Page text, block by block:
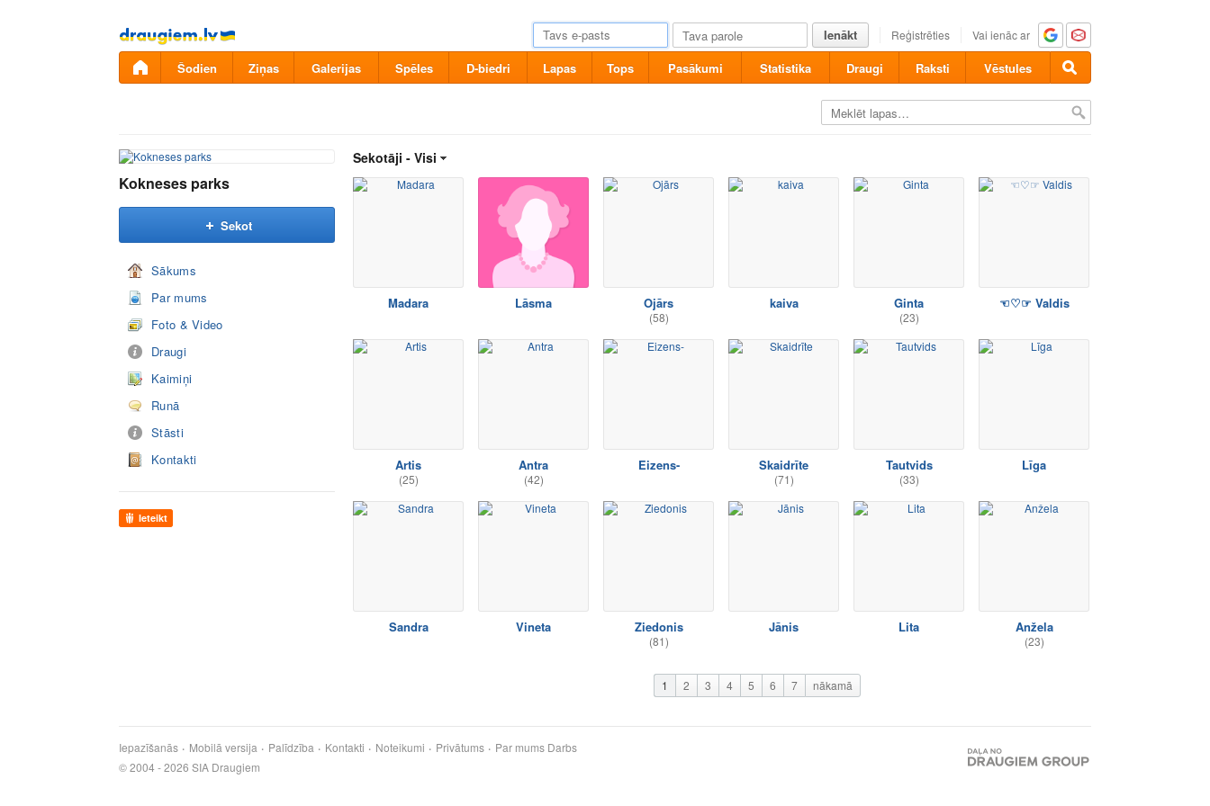
Pāriet
uz
saturu
Ienākt Reģistrēties Vai ienāc ar
Šodien Ziņas Galerijas Spēles D-biedri Lapas Tops Pasākumi Statistika Draugi Raksti Vēstules
Kokneses parks
Sekot
Sākums
Par mums
Foto & Video
Draugi
Kaimiņi
Runā
Stāsti
Kontakti
Ieteikt
Sekotāji - Visi
Madara Lāsma Ojārs
(58)
kaiva Ginta
(23)
☜♡☞ Valdis
Artis
(25)
Antra
(42)
Eizens- Skaidrīte
(71)
Tautvids
(33)
Līga
Sandra Vineta Ziedonis
(81)
Jānis Lita Anžela
(23)
1 2 3 4 5 6 7 nākamā
Iepazīšanās Mobilā versija Palīdzība Kontakti Noteikumi Privātums Par mums Darbs
© 2004 - 2026 SIA Draugiem